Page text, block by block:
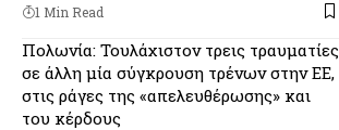
1 Min Read
Πολωνία: Τουλάχιστον τρεις τραυματίες
σε άλλη μία σύγκρουση τρένων στην ΕΕ,
στις ράγες της «απελευθέρωσης» και
του κέρδους